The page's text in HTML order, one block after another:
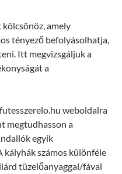
amely
tényező befolyásolhatja,
Itt megvizsgáljuk a
a
weboldalra
megtudhasson a
egyik
kályhák számos különféle
tüzelőanyaggal/fával